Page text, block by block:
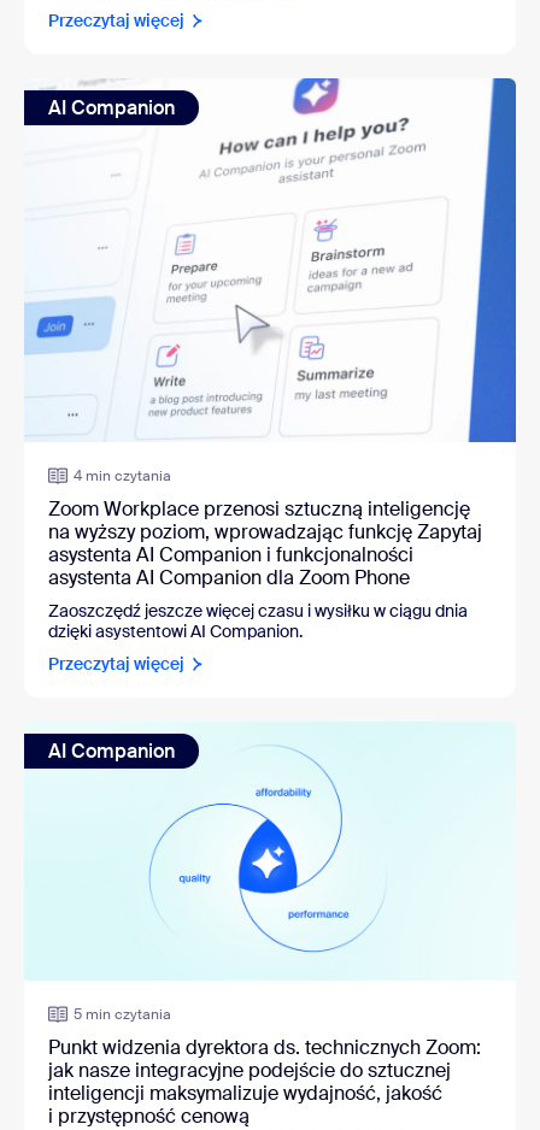
Przeczytaj więcej
AI Companion
4 min czytania
Zoom Workplace przenosi sztuczną inteligencję
na wyższy poziom, wprowadzając funkcję Zapytaj
asystenta AI Companion i funkcjonalności
asystenta AI Companion dla Zoom Phone
Zaoszczędź jeszcze więcej czasu i wysiłku w ciągu dnia
dzięki asystentowi AI Companion.
Przeczytaj więcej
AI Companion
5 min czytania
Punkt widzenia dyrektora ds. technicznych Zoom:
jak nasze integracyjne podejście do sztucznej
inteligencji maksymalizuje wydajność, jakość
i przystępność cenową